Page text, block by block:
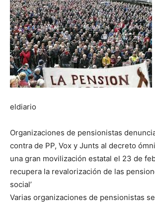
eldiario
Organizaciones de pensionistas
contra de PP, Vox y Junts al decreto
una gran movilización estatal el 23 de
recupera la revalorización de las
social’
Varias organizaciones de pensionistas